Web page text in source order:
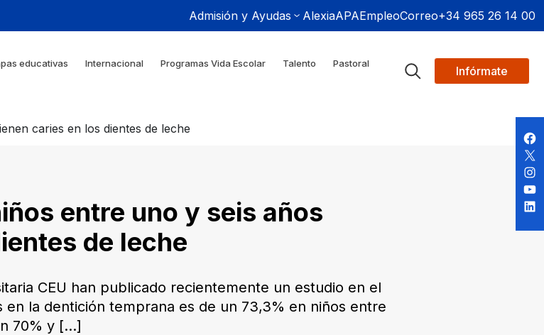
Admisión y Ayudas AlexiaAPAEmpleoCorreo+34 965 26 14 00
educativas Internacional Programas Vida Escolar Talento Pastoral
Infórmate
caries en los dientes de leche
entre uno y seis años
de leche
CEU han publicado recientemente un estudio en el
la dentición temprana es de un 73,3% en niños entre
70% y […]